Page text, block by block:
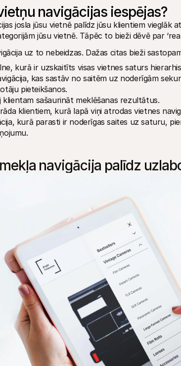
navigācijas iespējas?
josla jūsu vietnē palīdz jūsu klientiem vieglāk
jūsu vietnē. Tāpēc to bieži dēvē par
uz to nebeidzas. Dažas citas bieži
kurā ir uzskaitīts visas vietnes saturs
kas sastāv no saitēm uz noderīgām
pieteikšanos.
klientam sašaurināt meklēšanas rezultātus.
klientiem, kurā lapā viņi atrodas vietnes
kurā parasti ir noderīgas saites uz saturu,
navigācija palīdz